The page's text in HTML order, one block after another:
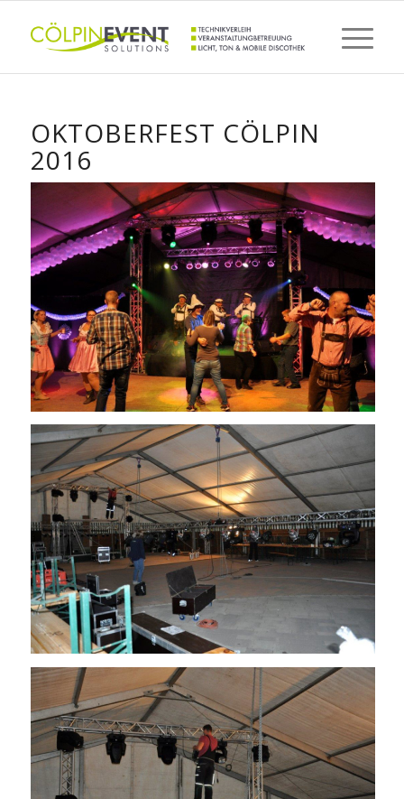
OKTOBERFEST CÖLPIN
2016